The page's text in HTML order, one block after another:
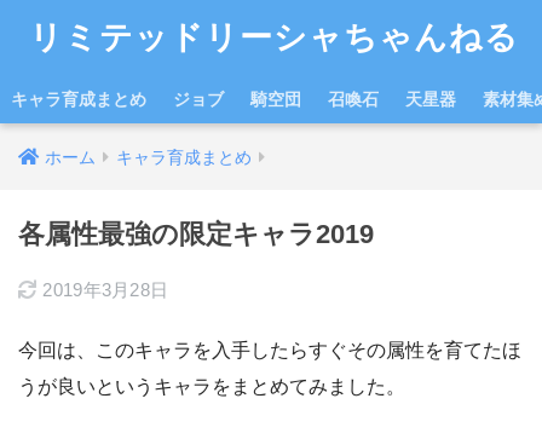
リミテッドリーシャちゃんねる
キャラ育成まとめ ジョブ 騎空団 召喚石 天星器 素材集
ホーム キャラ育成まとめ
各属性最強の限定キャラ2019
2019年3月28日
今回は、このキャラを入手したらすぐその属性を育てたほ
うが良いというキャラをまとめてみました。